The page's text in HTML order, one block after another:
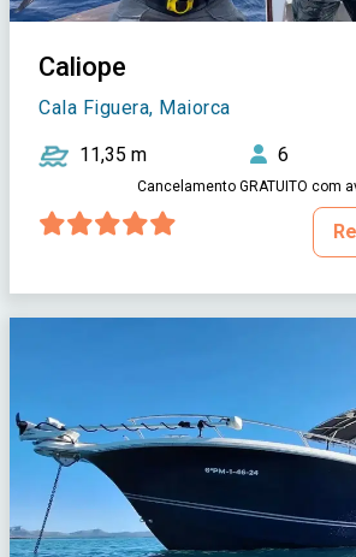
Caliope
Cala Figuera, Maiorca
11,35 m 6
Cancelamento GRATUITO com